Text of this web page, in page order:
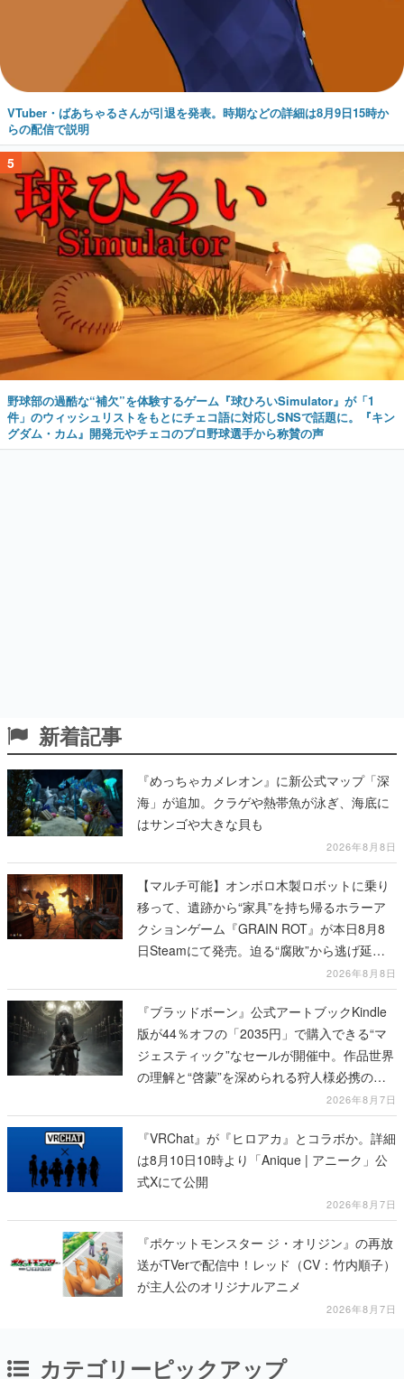
VTuber・ばあちゃるさんが引退を発表。時期などの詳細は8月9日15時か
らの配信で説明
5
野球部の過酷な“補欠”を体験するゲーム『球ひろいSimulator』が「1
件」のウィッシュリストをもとにチェコ語に対応しSNSで話題に。『キン
グダム・カム』開発元やチェコのプロ野球選手から称賛の声
新着記事
『めっちゃカメレオン』に新公式マップ「深
海」が追加。クラゲや熱帯魚が泳ぎ、海底に
はサンゴや大きな貝も
2026年8月8日
【マルチ可能】オンボロ木製ロボットに乗り
移って、遺跡から“家具”を持ち帰るホラーア
クションゲーム『GRAIN ROT』が本日8月8
日Steamにて発売。迫る“腐敗”から逃げ延
2026年8月8日
『ブラッドボーン』公式アートブックKindle
版が44％オフの「2035円」で購入できる“マ
ジェスティック”なセールが開催中。作品世界
の理解と“啓蒙”を深められる狩人様必携の一
2026年8月7日
『VRChat』が『ヒロアカ』とコラボか。詳細
は8月10日10時より「Anique | アニーク」公
式Xにて公開
2026年8月7日
『ポケットモンスター ジ・オリジン』の再放
送がTVerで配信中！レッド（CV：竹内順子）
が主人公のオリジナルアニメ
2026年8月7日
カテゴリーピックアップ